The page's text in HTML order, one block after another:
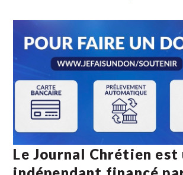
Le Journal Chrétien est